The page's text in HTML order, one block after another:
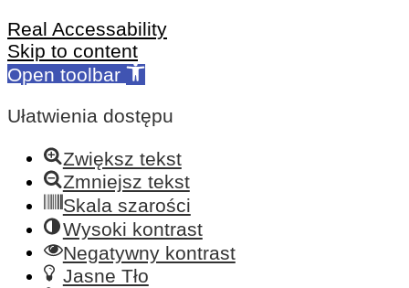
Real Accessability
Skip to content
Open toolbar
Ułatwienia dostępu
Zwiększ tekst
Zmniejsz tekst
Skala szarości
Wysoki kontrast
Negatywny kontrast
Jasne Tło